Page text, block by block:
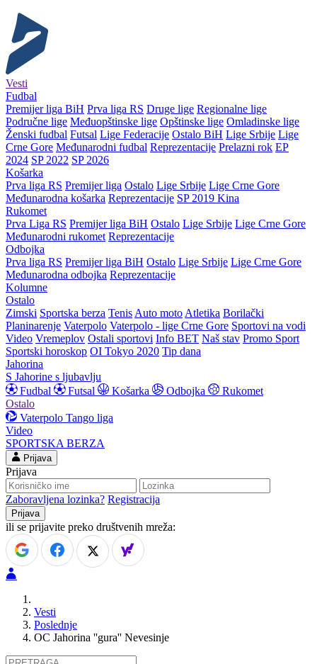
Vesti
Fudbal
Premijer liga BiH Prva liga RS Druge lige Regionalne lige
Područne lige Međuopštinske lige Opštinske lige Omladinske lige
Ženski fudbal Futsal Lige Federacije Ostalo BiH Lige Srbije Lige
Crne Gore Međunarodni fudbal Reprezentacije Prelazni rok EP
2024 SP 2022 SP 2026
Košarka
Prva liga RS Premijer liga Ostalo Lige Srbije Lige Crne Gore
Međunarodna košarka Reprezentacije SP 2019 Kina
Rukomet
Prva Liga RS Premijer liga BiH Ostalo Lige Srbije Lige Crne Gore
Međunarodni rukomet Reprezentacije
Odbojka
Prva liga RS Premijer liga BiH Ostalo Lige Srbije Lige Crne Gore
Međunarodna odbojka Reprezentacije
Kolumne
Ostalo
Zimski Sportska berza Tenis Auto moto Atletika Borilački
Planinarenje Vaterpolo Vaterpolo - lige Crne Gore Sportovi na vodi
Video Vremeplov Ostali sportovi Info BET Naš stav Promo Sport
Sportski horoskop OI Tokyo 2020 Tip dana
Jahorina
S Jahorine s ljubavlju
Fudbal
Futsal Košarka Odbojka
Rukomet
Ostalo
Vaterpolo Tango liga
Video
SPORTSKA BERZA
Prijava
Prijava
Zaboravljena lozinka? Registracija
ili se prijavite preko društvenih mreža:
Vesti
Poslednje
OC Jahorina ''gura'' Nevesinje